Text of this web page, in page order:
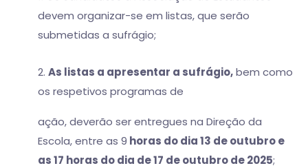
devem organizar-se em listas, que serão
submetidas a sufrágio;
2. As listas a apresentar a sufrágio,bem como
os respetivos programas de
ação, deverão ser entregues na Direção da
Escola, entre as 9 horas do dia 13 de outubro e
as 17 horas do dia de 17 de outubro de 2025;